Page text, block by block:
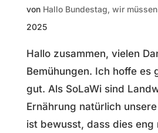
von Hallo Bundestag, wir
2025
Hallo zusammen, vielen
Bemühungen. Ich hoffe es
gut. Als SoLaWi sind
Ernährung natürlich
ist bewusst, dass dies eng